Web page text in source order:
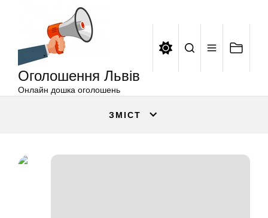
Оголошення Львів
Онлайн дошка оголошень
ЗМІСТ